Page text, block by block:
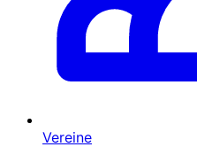
Vereine